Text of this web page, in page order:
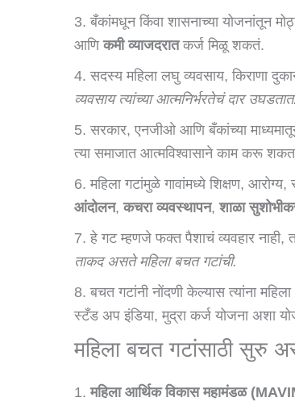
3. बँकांमधून किंवा शासनाच्या योजनांतून
आणिकमी व्याजदरातकर्ज मिळू शकतं.
4. सदस्य महिला लघु व्यवसाय, किराणा
व्यवसाय त्यांच्या आत्मनिर्भरतेचं दार उघडतात.
5. सरकार, एनजीओ आणि बँकांच्या
त्या समाजात आत्मविश्वासाने काम करू
6. महिला गटांमुळे गावांमध्ये शिक्षण,
आंदोलन,कचरा व्यवस्थापन,शाळा
7. हे गट म्हणजे फक्त पैशाचं व्यवहार
ताकद असते महिला बचत गटांची.
8. बचत गटांनी नोंदणी केल्यास त्यांना
स्टँड अप इंडिया, मुद्रा कर्ज योजना अशा
महिला बचत गटांसाठी सुरु
1.महिला आर्थिक विकास महामंडळ